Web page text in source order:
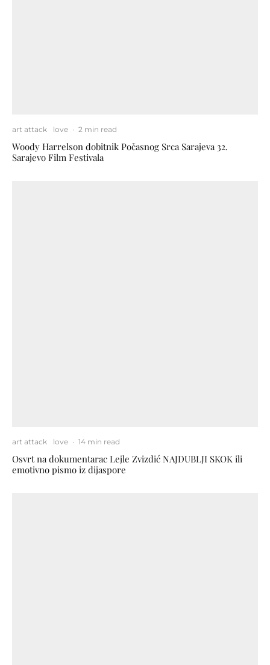
art attack love · 2 min read
Woody Harrelson dobitnik Počasnog Srca Sarajeva 32.
Sarajevo Film Festivala
art attack love · 14 min read
Osvrt na dokumentarac Lejle Zvizdić NAJDUBLJI SKOK ili
emotivno pismo iz dijaspore